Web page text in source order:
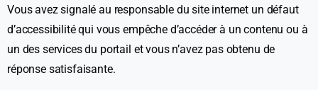
Vous avez signalé au responsable du site internet un défaut
d’accessibilité qui vous empêche d’accéder à un contenu ou à
un des services du portail et vous n’avez pas obtenu de
réponse satisfaisante.